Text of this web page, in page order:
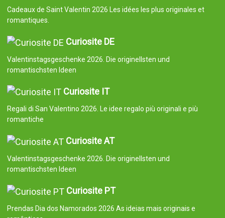
Cadeaux de Saint Valentin 2026 Les idées les plus originales et
romantiques.
Curiosite DE
Valentinstagsgeschenke 2026. Die originellsten und
romantischsten Ideen
Curiosite IT
Regali di San Valentino 2026. Le idee regalo più originali e più
romantiche
Curiosite AT
Valentinstagsgeschenke 2026. Die originellsten und
romantischsten Ideen
Curiosite PT
Prendas Dia dos Namorados 2026 As ideias mais originais e